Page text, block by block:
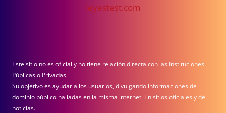
Este sitio no es oficial y no tiene relación directa con las Instituciones
Públicas o Privadas.
Su objetivo es ayudar a los usuarios, divulgando informaciones de
dominio público halladas en la misma internet. En sitios oficiales y de
noticias.